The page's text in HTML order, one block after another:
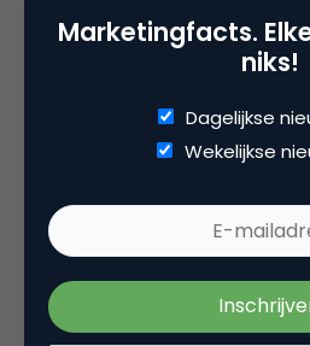
Break.com (opgericht in
is een humor website, die
Marketingfacts.
niks!
Dagelijkse
Wekelijkse